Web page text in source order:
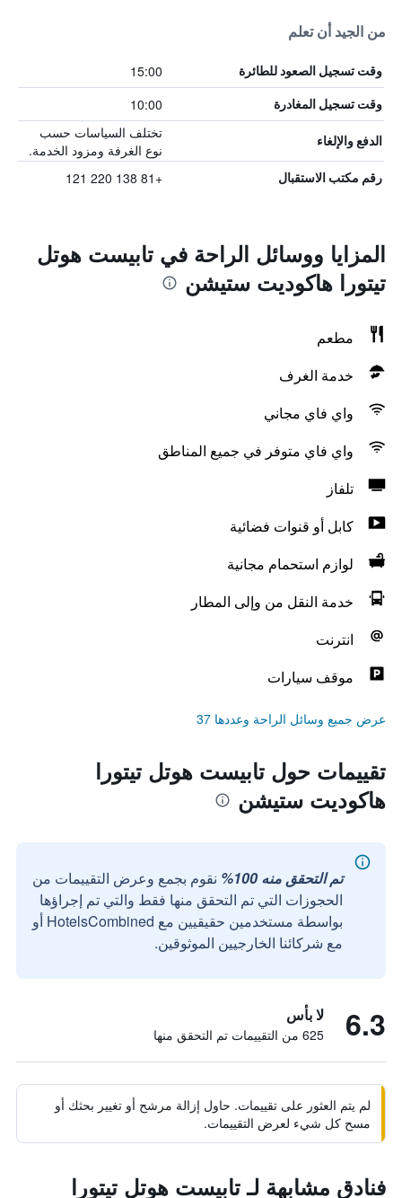
من الجيد أن تعلم
وقت تسجيل الصعود للطائرة 15:00
وقت تسجيل المغادرة 10:00
الدفع والإلغاء
تختلف السياسات حسب
نوع الغرفة ومزود الخدمة.
رقم مكتب الاستقبال +81 138 220 121
المزايا ووسائل الراحة في تابيست هوتل
تيتورا هاكوديت ستيشن
مطعم
خدمة الغرف
واي فاي مجاني
واي فاي متوفر في جميع المناطق
تلفاز
كابل أو قنوات فضائية
لوازم استحمام مجانية
خدمة النقل من وإلى المطار
انترنت
موقف سيارات
عرض جميع وسائل الراحة وعددها 37
تقييمات حول تابيست هوتل تيتورا
هاكوديت ستيشن
تم التحقق منه 100%
نقوم بجمع وعرض التقييمات من
الحجوزات التي تم التحقق منها فقط والتي تم إجراؤها
بواسطة مستخدمين حقيقيين مع HotelsCombined أو
مع شركائنا الخارجيين الموثوقين.
6.3 لا بأس
625 من التقييمات تم التحقق منها
لم يتم العثور على تقييمات. حاول إزالة مرشح أو تغيير بحثك أو
مسح كل شيء لعرض التقييمات.
فنادق مشابهة لـ تابيست هوتل تيتورا